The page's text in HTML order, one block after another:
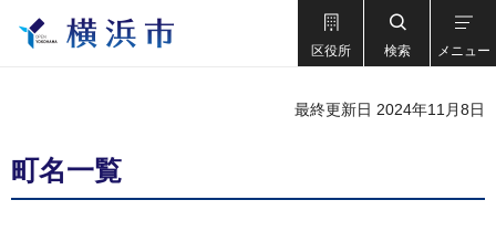
区役所 検索 メニュー
最終更新日 2024年11月8日
町名一覧